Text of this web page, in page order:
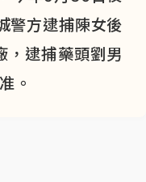
警方逮捕陳女後
，逮捕藥頭劉男
。